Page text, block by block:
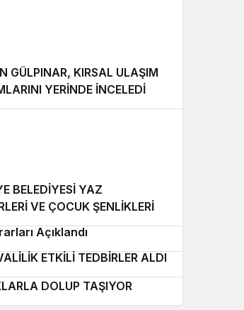
GÜLPINAR, KIRSAL ULAŞIM
YERİNDE İNCELEDİ
BELEDİYESİ YAZ
VE ÇOCUK ŞENLİKLERİ
Açıklandı
FISTIK HIRSIZLIĞINA
ETKİLİ TEDBİRLER ALDI
ÜCRETSİZ HAVUZLARI
DOLUP TAŞIYOR